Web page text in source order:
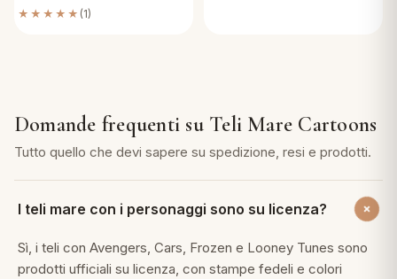
e Pigiami
★★★★★ (1)
Domande frequenti su Teli Mare Cartoons
Tutto quello che devi sapere su spedizione, resi e prodotti.
I teli mare con i personaggi sono su licenza?
Sì, i teli con Avengers, Cars, Frozen e Looney Tunes sono
prodotti ufficiali su licenza, con stampe fedeli e colori